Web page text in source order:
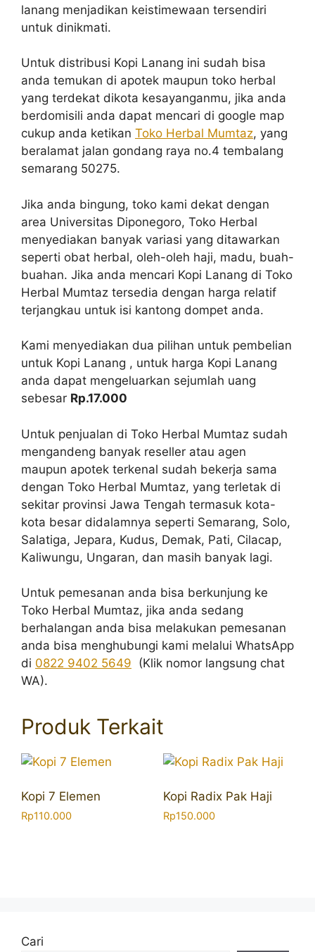
lanang menjadikan keistimewaan tersendiri
untuk dinikmati.
Untuk distribusi Kopi Lanang ini sudah bisa
anda temukan di apotek maupun toko herbal
yang terdekat dikota kesayanganmu, jika anda
berdomisili anda dapat mencari di google map
cukup anda ketikan Toko Herbal Mumtaz, yang
beralamat jalan gondang raya no.4 tembalang
semarang 50275.
Jika anda bingung, toko kami dekat dengan
area Universitas Diponegoro, Toko Herbal
menyediakan banyak variasi yang ditawarkan
seperti obat herbal, oleh-oleh haji, madu, buah-
buahan. Jika anda mencari Kopi Lanang di Toko
Herbal Mumtaz tersedia dengan harga relatif
terjangkau untuk isi kantong dompet anda.
Kami menyediakan dua pilihan untuk pembelian
untuk Kopi Lanang , untuk harga Kopi Lanang
anda dapat mengeluarkan sejumlah uang
sebesar Rp.17.000
Untuk penjualan di Toko Herbal Mumtaz sudah
mengandeng banyak reseller atau agen
maupun apotek terkenal sudah bekerja sama
dengan Toko Herbal Mumtaz, yang terletak di
sekitar provinsi Jawa Tengah termasuk kota-
kota besar didalamnya seperti Semarang, Solo,
Salatiga, Jepara, Kudus, Demak, Pati, Cilacap,
Kaliwungu, Ungaran, dan masih banyak lagi.
Untuk pemesanan anda bisa berkunjung ke
Toko Herbal Mumtaz, jika anda sedang
berhalangan anda bisa melakukan pemesanan
anda bisa menghubungi kami melalui WhatsApp
di 0822 9402 5649 (Klik nomor langsung chat
WA).
Produk Terkait
Kopi 7 Elemen
Rp110.000
Kopi Radix Pak Haji
Rp150.000
Cari